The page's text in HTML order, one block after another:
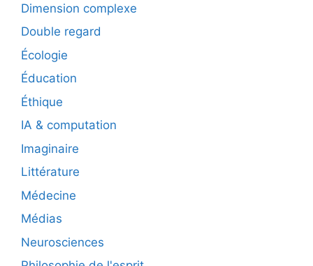
Dimension complexe
Double regard
Écologie
Éducation
Éthique
IA & computation
Imaginaire
Littérature
Médecine
Médias
Neurosciences